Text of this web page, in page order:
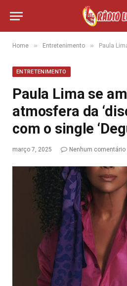
Home » Entretenimento » Paula Lima se
ENTRETENIMENTO
Paula Lima se
atmosfera da
com o single
março 7, 2025 Nenhum comentário